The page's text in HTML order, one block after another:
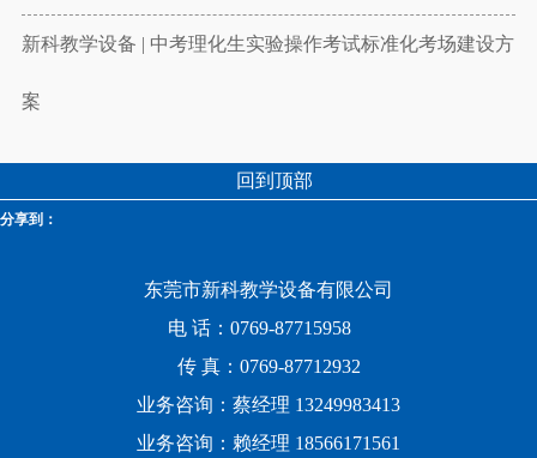
新科教学设备 | 中考理化生实验操作考试标准化考场建设方
案
回到顶部
分享到：
东莞市新科教学设备有限公司
电 话：0769-87715958
传 真：0769-87712932
业务咨询：蔡经理 13249983413
业务咨询：赖经理 18566171561